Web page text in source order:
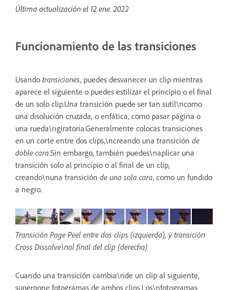
Última actualización el 12 ene. 2022
Funcionamiento de las transiciones
Usando transiciones, puedes desvanecer un clip mientras
aparece el siguiente o puedes estilizar el principio o el final
de un solo clip.Una transición puede ser tan sutil\ncomo
una disolución cruzada, o enfática, como pasar página o
una rueda\ngiratoria.Generalmente colocas transiciones
en un corte entre dos clips,\ncreando una transición de
doble cara.Sin embargo, también puedes\naplicar una
transición solo al principio o al final de un clip,
creando\nuna transición de una sola cara, como un fundido
a negro.
Transición Page Peel entre dos clips (izquierda), y transición
Cross Dissolve\nal final del clip (derecha)
Cuando una transición cambia\nde un clip al siguiente,
superpone fotogramas de ambos clips.Los\nfotogramas